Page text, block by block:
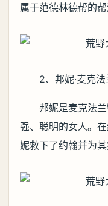
属于范德林德帮的帮
2、邦妮·麦克法
邦妮是麦克法
强、聪明的女人。
妮救下了约翰并为其